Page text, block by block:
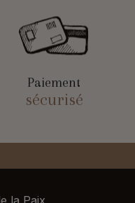
Paiement
sécurisé